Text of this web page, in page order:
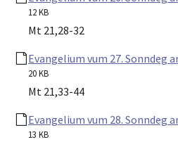
12 KB
Mt 21,28-32
Evangelium vum 27. Sonndeg
20 KB
Mt 21,33-44
Evangelium vum 28. Sonndeg
13 KB